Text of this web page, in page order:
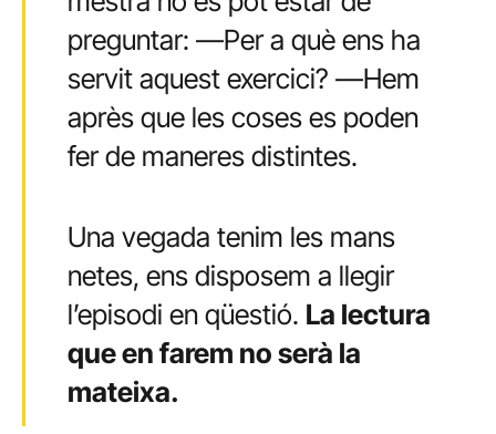
preguntar: —Per a què ens ha
servit aquest exercici? —Hem
après que les coses es poden
fer de maneres distintes.
Una vegada tenim les mans
netes, ens disposem a llegir
l’episodi en qüestió. La lectura
que en farem no serà la
mateixa.